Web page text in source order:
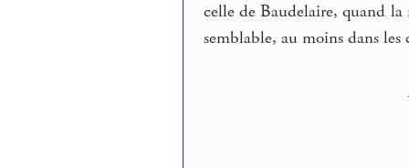
celle de Baudelaire, quand
semblable, au moins dans